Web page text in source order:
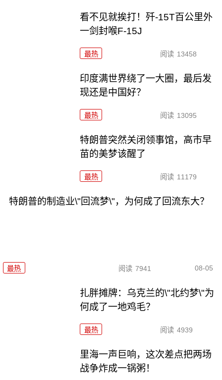
看不见就挨打！歼-15T百公里外
一剑封喉F-15J
最热 阅读 13458
印度满世界绕了一大圈，最后发
现还是中国好？
最热 阅读 13095
特朗普突然关闭领事馆，高市早
苗的美梦该醒了
最热 阅读 11179
特朗普的制造业\"回流梦\"，为何成了回流东大？
最热 阅读 7941 08-05
扎胖摊牌：乌克兰的\"北约梦\"为
何成了一地鸡毛？
最热 阅读 4939
里海一声巨响，这次差点把两场
战争炸成一锅粥！